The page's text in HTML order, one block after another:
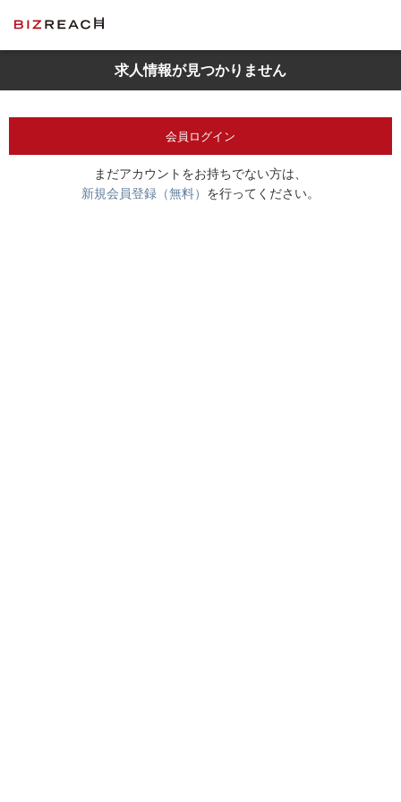
求人情報が見つかりません
会員ログイン
まだアカウントをお持ちでない方は、
新規会員登録（無料） を行ってください。